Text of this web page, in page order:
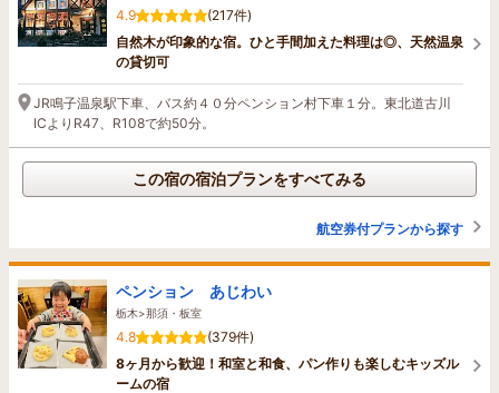
4.9
(217件)
自然木が印象的な宿。ひと手間加えた料理は◎、天然温泉
の貸切可
JR鳴子温泉駅下車、バス約４０分ペンション村下車１分。東北道古川
ICよりR47、R108で約50分。
この宿の宿泊プランをすべてみる
航空券付プランから探す
ペンション あじわい
栃木>那須・板室
4.8
(379件)
8ヶ月から歓迎！和室と和食、パン作りも楽しむキッズル
ームの宿